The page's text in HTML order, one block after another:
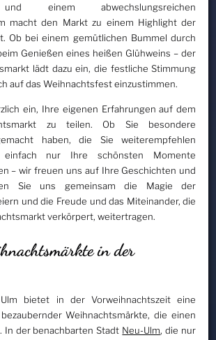
einem abwechslungsreichen
macht den Markt zu einem Highlight der
Ob bei einem gemütlichen Bummel durch
Genießen eines heißen Glühweins – der
lädt dazu ein, die festliche Stimmung
auf das Weihnachtsfest einzustimmen.
ein, Ihre eigenen Erfahrungen auf dem
zu teilen. Ob Sie besondere
haben, die Sie weiterempfehlen
nur Ihre schönsten Momente
– wir freuen uns auf Ihre Geschichten und
Sie uns gemeinsam die Magie der
und die Freude und das Miteinander, die
verkörpert, weitertragen.
in der
bietet in der Vorweihnachtszeit eine
Weihnachtsmärkte, die einen
In der benachbarten Stadt Neu-Ulm, die nur